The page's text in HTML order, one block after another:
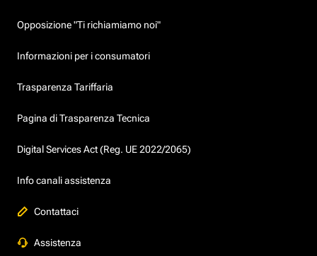
Opposizione "Ti richiamiamo noi"
Informazioni per i consumatori
Trasparenza Tariffaria
Pagina di Trasparenza Tecnica
Digital Services Act (Reg. UE 2022/2065)
Info canali assistenza
Contattaci
Assistenza